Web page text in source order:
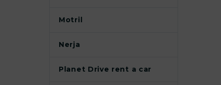
Motril
Nerja
Planet Drive rent a car